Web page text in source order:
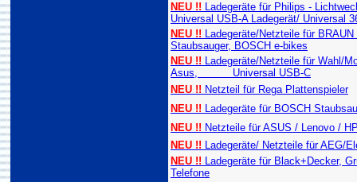
NEU !! Ladegeräte für Philips -
Universal USB-A Ladegerät/ Universal
NEU !! Ladegeräte/Netzteile für
Staubsauger, BOSCH e-bikes
NEU !! Ladegeräte/Netzteile für Wahl/
Asus, Universal USB-C
NEU !! Netzteil für Rega Plattenspieler
NEU !! Ladegeräte für BOSCH
NEU !! Netzteile für ASUS / Lenovo /
NEU !! Ladegeräte/ Netzteile für AEG/
NEU !! Ladegeräte für Black+Decker,
Telefone